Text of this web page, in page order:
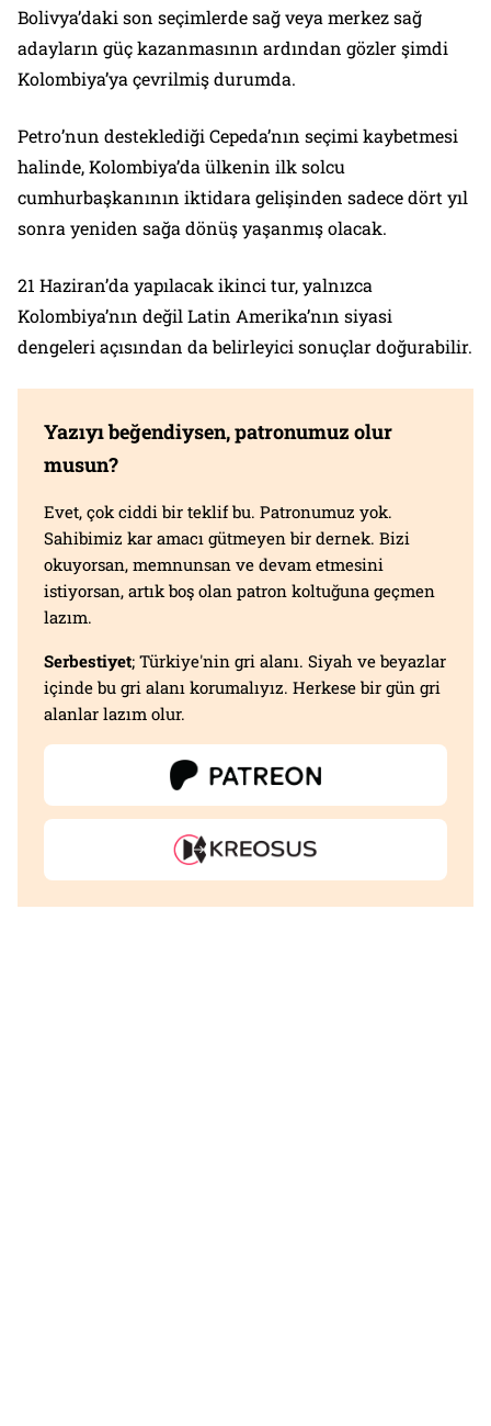
Bolivya’daki son seçimlerde sağ veya merkez sağ
adayların güç kazanmasının ardından gözler şimdi
Kolombiya’ya çevrilmiş durumda.
Petro’nun desteklediği Cepeda’nın seçimi kaybetmesi
halinde, Kolombiya’da ülkenin ilk solcu
cumhurbaşkanının iktidara gelişinden sadece dört yıl
sonra yeniden sağa dönüş yaşanmış olacak.
21 Haziran’da yapılacak ikinci tur, yalnızca
Kolombiya’nın değil Latin Amerika’nın siyasi
dengeleri açısından da belirleyici sonuçlar doğurabilir.
Yazıyı beğendiysen, patronumuz olur
musun?
Evet, çok ciddi bir teklif bu. Patronumuz yok.
Sahibimiz kar amacı gütmeyen bir dernek. Bizi
okuyorsan, memnunsan ve devam etmesini
istiyorsan, artık boş olan patron koltuğuna geçmen
lazım.
Serbestiyet; Türkiye'nin gri alanı. Siyah ve beyazlar
içinde bu gri alanı korumalıyız. Herkese bir gün gri
alanlar lazım olur.